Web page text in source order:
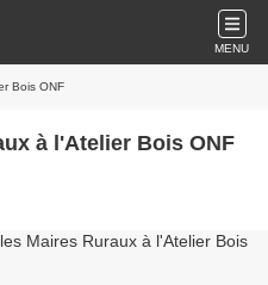
MENU
Bois ONF
à l'Atelier Bois ONF